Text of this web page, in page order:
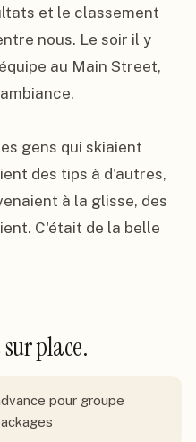
et le classement
nous. Le soir il y
au Main Street,
gens qui skiaient
des tips à d'autres,
à la glisse, des
C'était de la belle
place.
pour groupe